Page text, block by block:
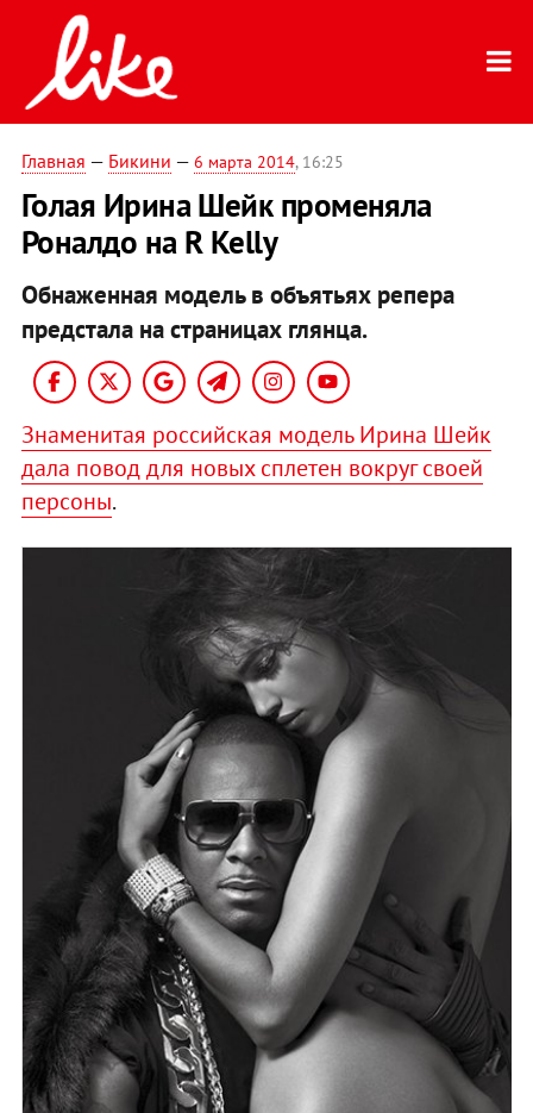
Главная — Бикини — 6 марта 2014, 16:25
Голая Ирина Шейк променяла
Роналдо на R Kelly
Обнаженная модель в объятьях репера
предстала на страницах глянца.
Знаменитая российская модель Ирина Шейк
дала повод для новых сплетен вокруг своей
персоны.